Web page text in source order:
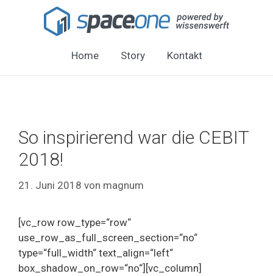
Home Story Kontakt
So inspirierend war die CEBIT
2018!
21. Juni 2018 von magnum
[vc_row row_type=“row“
use_row_as_full_screen_section=“no“
type=“full_width“ text_align=“left“
box_shadow_on_row=“no“][vc_column]